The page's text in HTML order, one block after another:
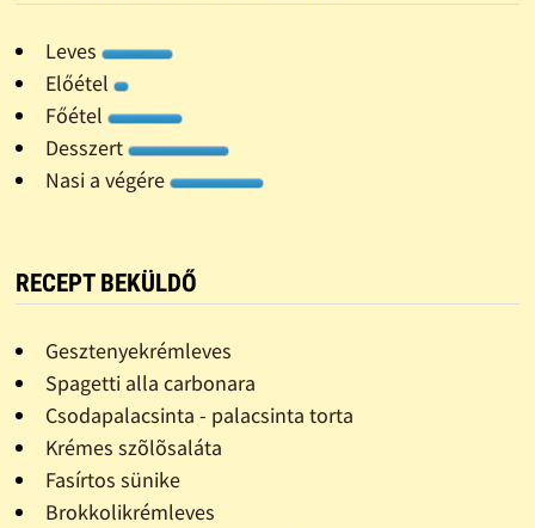
Leves
Előétel
Főétel
Desszert
Nasi a végére
RECEPT BEKÜLDŐ
Gesztenyekrémleves
Spagetti alla carbonara
Csodapalacsinta - palacsinta torta
Krémes szõlõsaláta
Fasírtos sünike
Brokkolikrémleves